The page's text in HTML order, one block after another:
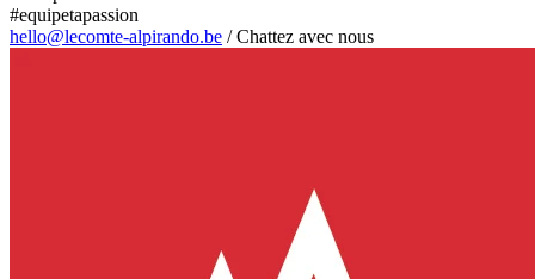
#equipetapassion
hello@lecomte-alpirando.be /Chattez avec nous